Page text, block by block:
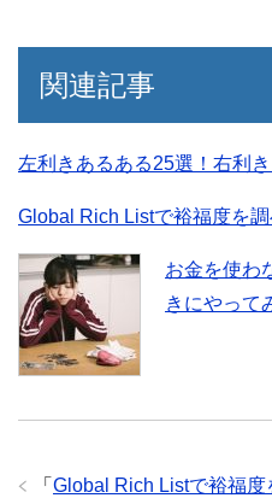
関連記事
左利きあるある25選！右利
Global Rich Listで裕福度を
お金を使わ
きにやって
「 Global Rich Listで裕福